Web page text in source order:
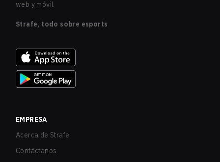
web y móvil.
Strafe, todo sobre esports
EMPRESA
Acerca de Strafe
Contáctanos